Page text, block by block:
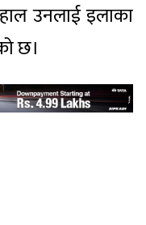
उनलाई इलाका
छ।